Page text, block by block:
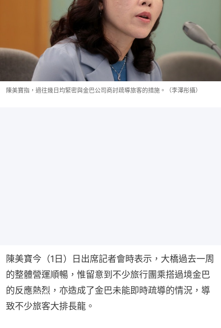
陳美寶指，過往幾日均緊密與金巴公司商討疏導旅客的措施。（李澤彤攝）
陳美寶今（1日）日出席記者會時表示，大橋過去一周
的整體營運順暢，惟留意到不少旅行團乘搭過境金巴
的反應熱烈，亦造成了金巴未能即時疏導的情況，導
致不少旅客大排長龍。